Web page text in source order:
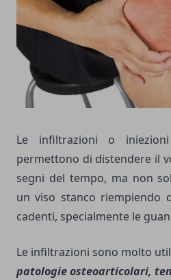
Le infiltrazioni o
permettono di distendere il
segni del tempo, ma non
un viso stanco riempiendo
cadenti, specialmente le
Le infiltrazioni sono molto
patologie osteoarticolari,